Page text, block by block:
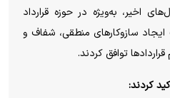
اخیر، به‌ویژه در حوزه قرارداد
ایجاد سازوکارهای منطقی، شفاف و
توافق کردند.
کردند: